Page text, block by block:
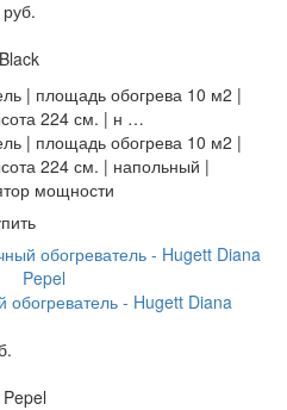
руб.
| площадь обогрева 10 м2 |
224 см. | н …
| площадь обогрева 10 м2 |
224 см. | напольный |
мощности
обогреватель - Hugett Diana